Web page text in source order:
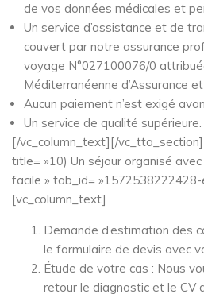
de vos données médicales et
Un service d’assistance et de
couvert par notre assurance
voyage N°027100076/0
Méditerranéenne d’Assurance
Aucun paiement n’est exigé
Un service de qualité supérieure.
[/vc_column_text][/
title= »10) Un séjour organisé
facile » tab_id=
[vc_column_text]
Demande d’estimation des
le formulaire de devis avec
Étude de votre cas : Nous
retour le diagnostic et le CV